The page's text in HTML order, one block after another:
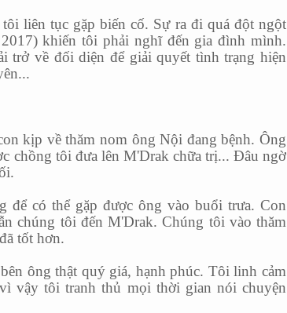
liên tục gặp biến cố. Sự ra đi quá đột ngột
khiến tôi phải nghĩ đến gia đình mình.
trở về đối diện để giải quyết tình trạng hiện
kịp về thăm nom ông Nội đang bệnh. Ông
chồng tôi đưa lên M'Drak chữa trị... Đâu ngờ
để có thể gặp được ông vào buổi trưa. Con
chúng tôi đến M'Drak. Chúng tôi vào thăm
tốt hơn.
ông thật quý giá, hạnh phúc. Tôi linh cảm
vậy tôi tranh thủ mọi thời gian nói chuyện